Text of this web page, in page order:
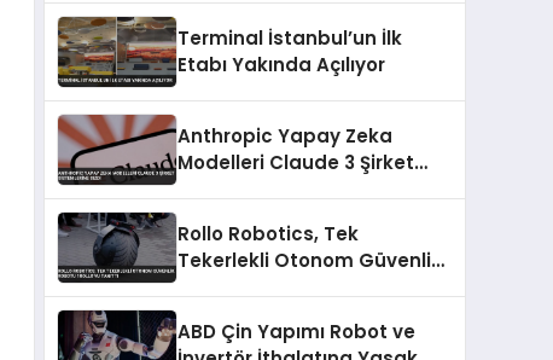
Terminal İstanbul’un İlk
Etabı Yakında Açılıyor
Anthropic Yapay Zeka
Modelleri Claude 3 Şirket
Rollo Robotics, Tek
Tekerlekli Otonom Güvenlik
ABD Çin Yapımı Robot ve